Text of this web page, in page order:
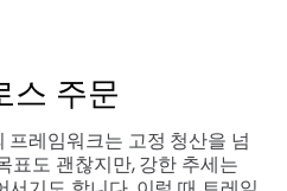
스 주문
프레임워크는 고정 청산을 넘
표도 괜찮지만, 강한 추세는